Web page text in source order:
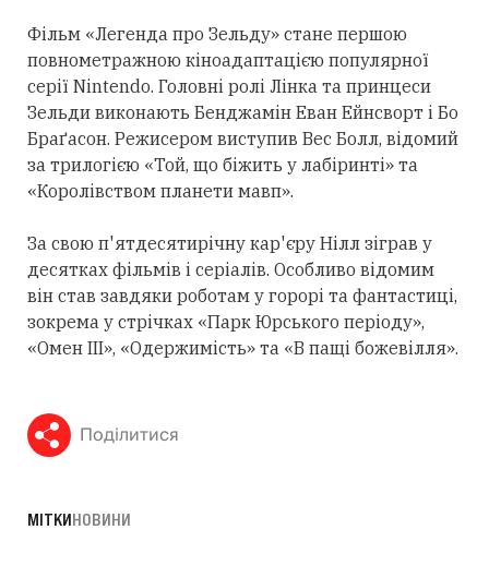
Фільм «Легенда про Зельду» стане першою
повнометражною кіноадаптацією популярної
серії Nintendo. Головні ролі Лінка та принцеси
Зельди виконають Бенджамін Еван Ейнсворт і Бо
Браґасон. Режисером виступив Вес Болл, відомий
за трилогією «Той, що біжить у лабіринті» та
«Королівством планети мавп».
За свою п'ятдесятирічну кар'єру Нілл зіграв у
десятках фільмів і серіалів. Особливо відомим
він став завдяки роботам у горорі та фантастиці,
зокрема у стрічках «Парк Юрського періоду»,
«Омен III», «Одержимість» та «В пащі божевілля».
Поділитися
МІТКИНОВИНИ